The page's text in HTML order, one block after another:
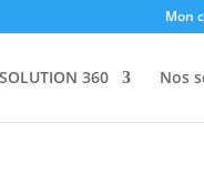
Mon
SOLUTION 360 Nos